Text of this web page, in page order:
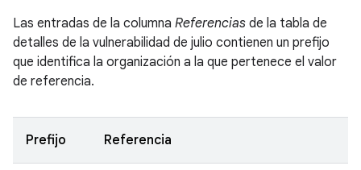
Las entradas de la columna Referencias de la tabla de
detalles de la vulnerabilidad de julio contienen un prefijo
que identifica la organización a la que pertenece el valor
de referencia.
Prefijo Referencia